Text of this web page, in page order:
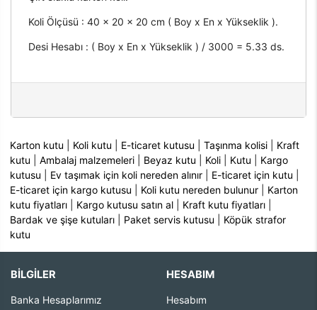
Koli Ölçüsü : 40 x 20 x 20 cm ( Boy x En x Yükseklik ).
Desi Hesabı : ( Boy x En x Yükseklik ) / 3000 = 5.33 ds.
Karton kutu Koli kutu E-ticaret kutusu |Taşınma kolisi
Kraft
kutu |Ambalaj malzemeleri Beyaz kutu Koli Kutu
Kargo
kutusu
Ev taşımak için koli nereden alınır E-ticaret için kutu
E-ticaret için kargo kutusu
Koli kutu nereden bulunur
Karton
kutu fiyatları
Kargo kutusu satın al Kraft kutu fiyatları
Bardak ve şişe kutuları
Paket servis kutusu
Köpük strafor
kutu
BİLGİLER
Banka Hesaplarımız
HESABIM
Hesabım